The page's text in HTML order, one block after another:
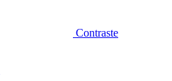
Contraste